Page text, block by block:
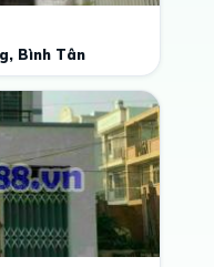
Bình Tân